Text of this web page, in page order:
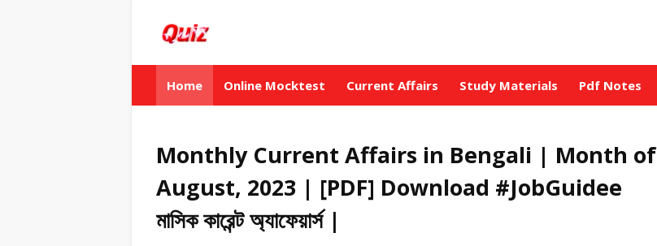
Home Online Mocktest Current Affairs Study Materials Pdf Notes
Monthly Current Affairs in Bengali | Month of
August, 2023 | [PDF] Download #JobGuidee
মাসিক কারেন্ট অ্যাফেয়ার্স |